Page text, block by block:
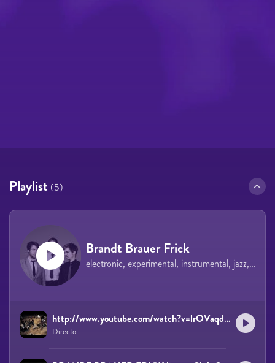
Playlist (5)
Brandt Brauer Frick
electronic, experimental, instrumental, jazz, techno
http://www.youtube.com/watch?v=lrOVaqdYxuM
Directo